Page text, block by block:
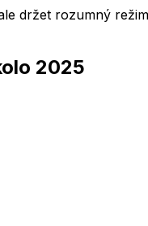
držet rozumný
2025